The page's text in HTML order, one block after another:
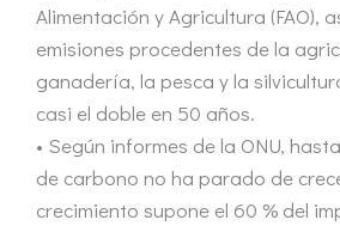
Alimentación y Agricultura (FAO),
emisiones procedentes de la
ganadería, la pesca y la
casi el doble en 50 años.
• Según informes de la ONU,
de carbono no ha parado de
crecimiento supone el 60 % del